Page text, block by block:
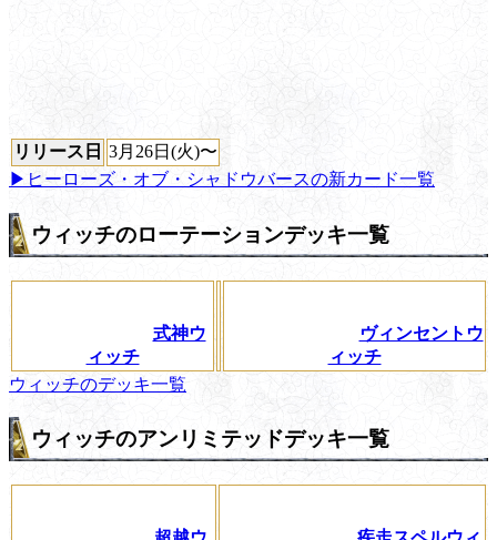
リリース日 3月26日(火)〜
▶ヒーローズ・オブ・シャドウバースの新カード一覧
ウィッチのローテーションデッキ一覧
式神ウ
ィッチ
ヴィンセントウ
ィッチ
ウィッチのデッキ一覧
ウィッチのアンリミテッドデッキ一覧